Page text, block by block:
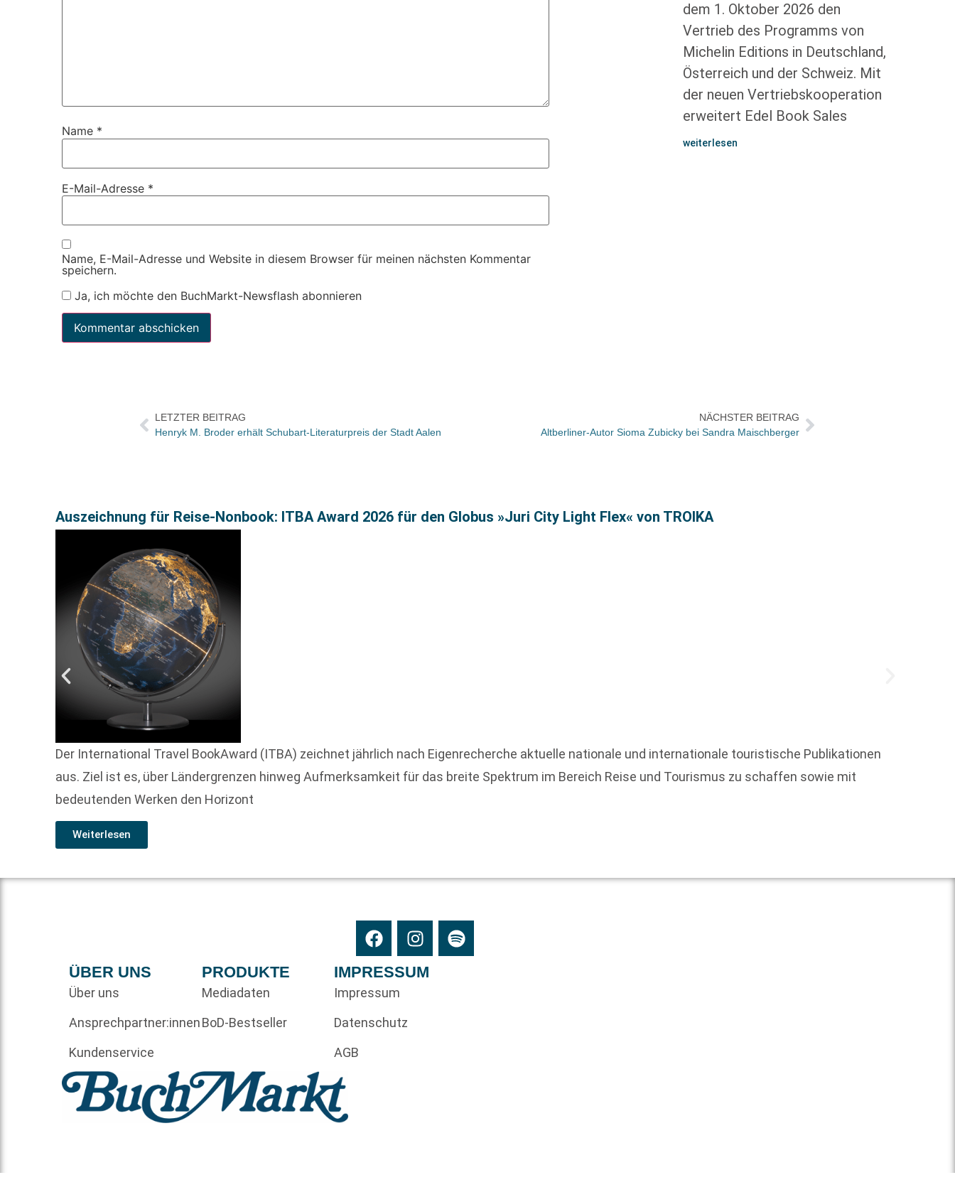
Name *
E-Mail-Adresse *
Name, E-Mail-Adresse und Website in diesem Browser für meinen nächsten Kommentar
speichern.
Ja, ich möchte den BuchMarkt-Newsflash abonnieren
dem 1. Oktober 2026 den
Vertrieb des Programms von
Michelin Editions in Deutschland,
Österreich und der Schweiz. Mit
der neuen Vertriebskooperation
erweitert Edel Book Sales
weiterlesen
LETZTER BEITRAG
Henryk M. Broder erhält Schubart-Literaturpreis der Stadt Aalen
NÄCHSTER BEITRAG
Altberliner-Autor Sioma Zubicky bei Sandra Maischberger
Auszeichnung für Reise-Nonbook: ITBA Award 2026 für den Globus »Juri City Light Flex« von TROIKA
Der International Travel BookAward (ITBA) zeichnet jährlich nach Eigenrecherche aktuelle nationale und internationale touristische Publikationen
aus. Ziel ist es, über Ländergrenzen hinweg Aufmerksamkeit für das breite Spektrum im Bereich Reise und Tourismus zu schaffen sowie mit
bedeutenden Werken den Horizont
Weiterlesen
ÜBER UNS
Über uns
Ansprechpartner:innen
Kundenservice
PRODUKTE
Mediadaten
BoD-Bestseller
IMPRESSUM
Impressum
Datenschutz
AGB